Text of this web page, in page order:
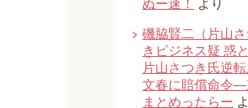
ぬー速！
より
磯脇賢二（片山
きビジネス疑 惑
片山さつき氏逆
文春に賠償命令―
まとめったらー